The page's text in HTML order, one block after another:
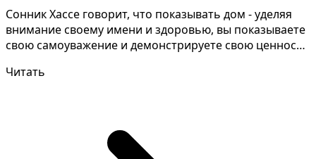
Сонник Хассе говорит, что показывать дом - уделяя
внимание своему имени и здоровью, вы показываете
свою самоуважение и демонстрируете свою ценность
Читать